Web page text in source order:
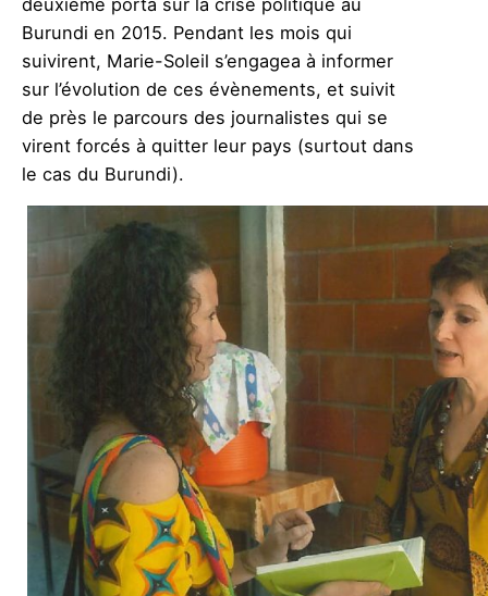
Burundi en 2015. Pendant les mois qui
suivirent, Marie-Soleil s’engagea à informer
sur l’évolution de ces évènements, et suivit
de près le parcours des journalistes qui se
virent forcés à quitter leur pays (surtout dans
le cas du Burundi).